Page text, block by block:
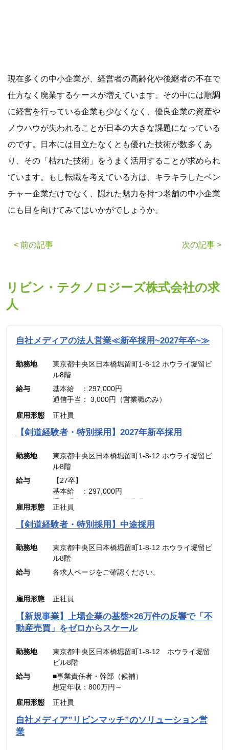
現在多くの中小企業が、経営者の高齢化や後継者の不在で
仕方なく廃業するケースが増えています。その中には順調
に経営を行っている企業も少なくなく、優良企業の資産や
ノウハウが失われることが日本の大きな課題になっている
のです。日本には目立たなくとも優れた技術が数多くあ
り、その「枯れた技術」をうまく活用することが求められ
ています。もし転職を考えている方は、キラキラしたベン
チャー企業だけでなく、隠れた魅力を持つ老舗の中小企業
にも目を向けてみてはいかがでしょうか。
< 前の記事 次の記事 >
リビン・テクノロジーズ株式会社の求
人
自社メディアの法人営業≪新卒採用~2027年卒~≫
勤務地
東京都中央区日本橋堀留町1-8-12 ホウライ堀留ビ
ル8階
給与
基本給 ：297,000円
通信手当： 3,000円（営業職のみ）
———————————
合計 ：300,000円 ＋ インセンティブ
※45時間分の見込み残業代(77,700円)を含む
雇用形態 正社員
【剣道経験者・特別採用】2027年新卒採用
勤務地
東京都中央区日本橋堀留町1-8-12 ホウライ堀留ビ
ル8階
給与
【27卒】
基本給 ：297,000円
通信手当： 3,000円（営業職のみ）
———————————
合計 ：300,000円 ＋ インセンティブ
雇用形態 正社員
【剣道経験者・特別採用】中途採用
勤務地
東京都中央区日本橋堀留町1-8-12 ホウライ堀留ビ
ル8階
給与
各求人ページをご確認ください。
雇用形態 正社員
【新規事業】上場企業の基盤×26万件の反響で「不
動産売買」をゼロからスケール
勤務地
東京都中央区日本橋堀留町1-8-12 ホウライ堀留
ビル8階
給与
■事業責任者・幹部（候補）
想定年収：800万円～
月給：48万4,900円～
（固定残業代：45時間分【12万5,600円～】含
雇用形態 正社員
自社メディア”リビンマッチ”のソリューション営
業